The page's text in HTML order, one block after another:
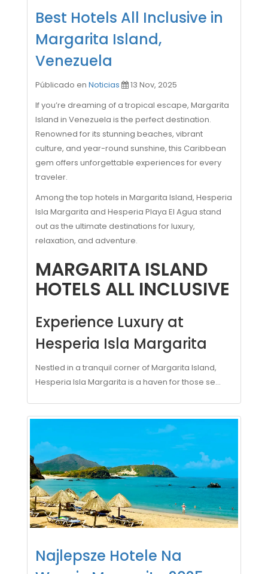
Best Hotels All Inclusive in
Margarita Island,
Venezuela
Públicado en Noticias
13 Nov, 2025
If you’re dreaming of a tropical escape, Margarita
Island in Venezuela is the perfect destination.
Renowned for its stunning beaches, vibrant
culture, and year-round sunshine, this Caribbean
gem offers unforgettable experiences for every
traveler.
Among the top hotels in Margarita Island, Hesperia
Isla Margarita and Hesperia Playa El Agua stand
out as the ultimate destinations for luxury,
relaxation, and adventure.
MARGARITA ISLAND
HOTELS ALL INCLUSIVE
Experience Luxury at
Hesperia Isla Margarita
Nestled in a tranquil corner of Margarita Island,
Hesperia Isla Margarita is a haven for those se...
Najlepsze Hotele Na